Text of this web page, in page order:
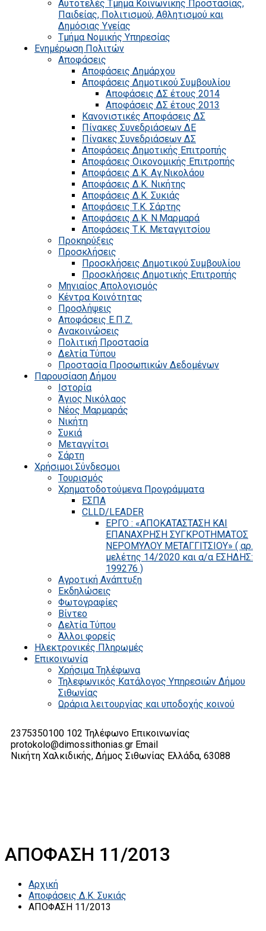
Αυτοτελές Τμήμα Κοινωνικής Προστασίας,
Παιδείας, Πολιτισμού, Αθλητισμού και
Δημόσιας Υγείας
Τμήμα Νομικής Υπηρεσίας
Ενημέρωση Πολιτών
Αποφάσεις
Αποφάσεις Δημάρχου
Αποφάσεις Δημοτικού Συμβουλίου
Αποφάσεις ΔΣ έτους 2014
Αποφάσεις ΔΣ έτους 2013
Κανονιστικές Αποφάσεις ΔΣ
Πίνακες Συνεδριάσεων ΔΕ
Πίνακες Συνεδριάσεων ΔΣ
Αποφάσεις Δημοτικής Επιτροπής
Αποφάσεις Οικονομικής Επιτροπής
Αποφάσεις Δ.Κ. Αγ.Νικολάου
Αποφάσεις Δ.Κ. Νικήτης
Αποφάσεις Δ.Κ. Συκιάς
Αποφάσεις Τ.Κ. Σάρτης
Αποφάσεις Δ.Κ. Ν.Μαρμαρά
Αποφάσεις Τ.Κ. Μεταγγιτσίου
Προκηρύξεις
Προσκλήσεις
Προσκλήσεις Δημοτικού Συμβουλίου
Προσκλήσεις Δημοτικής Επιτροπής
Μηνιαίος Απολογισμός
Κέντρα Κοινότητας
Προσλήψεις
Αποφάσεις Ε.Π.Ζ.
Ανακοινώσεις
Πολιτική Προστασία
Δελτία Τύπου
Προστασία Προσωπικών Δεδομένων
Παρουσίαση Δήμου
Ιστορία
Άγιος Νικόλαος
Νέος Μαρμαράς
Νικήτη
Συκιά
Μεταγγίτσι
Σάρτη
Χρήσιμοι Σύνδεσμοι
Τουρισμός
Χρηματοδοτούμενα Προγράμματα
ΕΣΠΑ
CLLD/LEADER
ΕΡΓΟ : «ΑΠΟΚΑΤΑΣΤΑΣΗ ΚΑΙ
ΕΠΑΝΑΧΡΗΣΗ ΣΥΓΚΡΟΤΗΜΑΤΟΣ
ΝΕΡΟΜΥΛΟΥ ΜΕΤΑΓΓΙΤΣΙΟΥ» ( αρ.
μελέτης 14/2020 και α/α ΕΣΗΔΗΣ:
199276 )
Αγροτική Ανάπτυξη
Εκδηλώσεις
Φωτογραφίες
Βίντεο
Δελτία Τύπου
Άλλοι φορείς
Ηλεκτρονικές Πληρωμές
Επικοινωνία
Χρήσιμα Τηλέφωνα
Τηλεφωνικός Κατάλογος Υπηρεσιών Δήμου
Σιθωνίας
Ωράρια λειτουργίας και υποδοχής κοινού
2375350100 102 Τηλέφωνο Επικοινωνίας
protokolo@dimossithonias.gr Email
Νικήτη Χαλκιδικής, Δήμος Σιθωνίας Ελλάδα, 63088
ΑΠΟΦΑΣΗ 11/2013
Αρχική
Αποφάσεις Δ.Κ. Συκιάς
ΑΠΟΦΑΣΗ 11/2013